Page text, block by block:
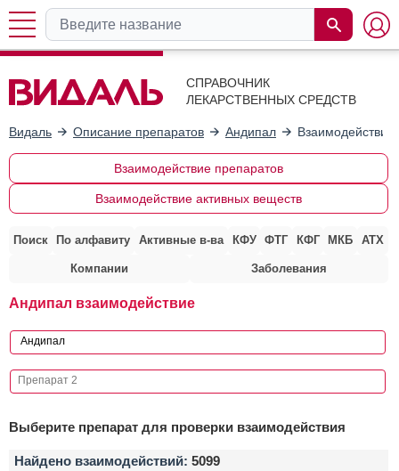
СПРАВОЧНИК
ЛЕКАРСТВЕННЫХ СРЕДСТВ
Видаль Описание препаратов Андипал
Взаимодействие препаратов
Взаимодействие активных веществ
Поиск По алфавиту Активные в-ва КФУ ФТГ КФГ МКБ АТХ
Компании Заболевания
Андипал взаимодействие
Выберите препарат для проверки взаимодействия
Найдено взаимодействий: 5099